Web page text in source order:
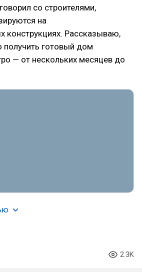
со строителями,
на
конструкциях. Рассказываю,
получить готовый дом
— от нескольких месяцев до
2.3K